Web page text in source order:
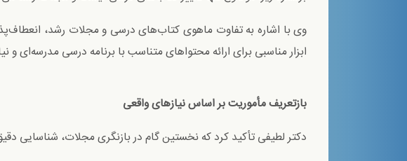
وی با اشاره به تفاوت ماهوی کتاب‌های درسی و مجلات رشد،
ابزار مناسبی برای ارائه محتواهای متناسب با برنامه درسی مدرسه‌ای و
بازتعریف مأموریت بر اساس نیازهای واقعی
دکتر لطیفی تأکید کرد که نخستین گام در بازنگری مجلات، شناسایی